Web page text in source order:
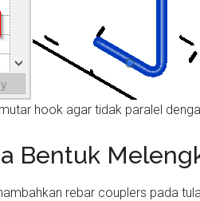
hook agar tidak paralel
Bentuk
rebar couplers pada